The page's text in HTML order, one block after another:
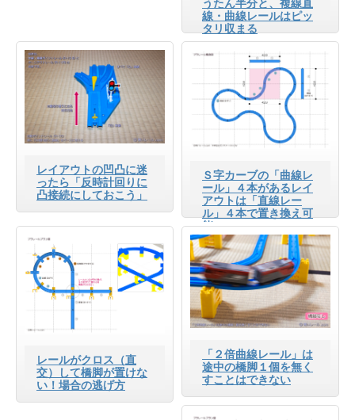
うたん半分と、複線直
線・曲線レールはピッ
タリ収まる
レイアウトの凹凸に迷
ったら「反時計回りに
凸接続にしておこう」
Ｓ字カーブの「曲線レ
ール」４本があるレイ
アウトは「直線レー
ル」４本で置き換え可
能
レールがクロス（直
交）して橋脚が置けな
い！場合の逃げ方
「２倍曲線レール」は
途中の橋脚１個を無く
すことはできない